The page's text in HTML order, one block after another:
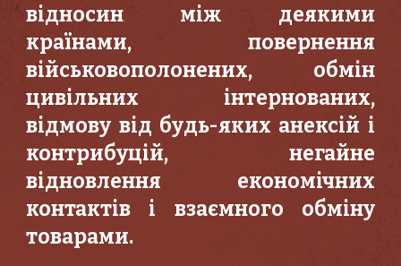
відносин між деякими
країнами, повернення
військовополонених, обмін
цивільних інтернованих,
відмову від будь-яких анексій і
контрибуцій, негайне
відновлення економічних
контактів і взаємного обміну
товарами.